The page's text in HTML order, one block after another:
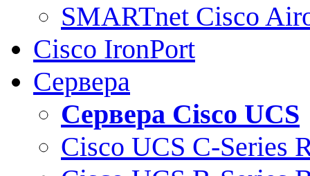
SMARTnet Cisco
Cisco IronPort
Сервера
Сервера Cisco UCS
Cisco UCS C-Series